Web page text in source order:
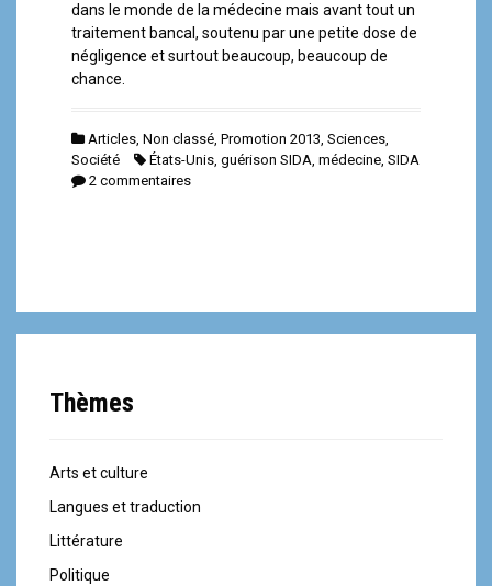
dans le monde de la médecine mais avant tout un
traitement bancal, soutenu par une petite dose de
négligence et surtout beaucoup, beaucoup de
chance.
Articles, Non classé, Promotion 2013, Sciences,
Société
États-Unis, guérison SIDA, médecine, SIDA
2 commentaires
Thèmes
Arts et culture
Langues et traduction
Littérature
Politique